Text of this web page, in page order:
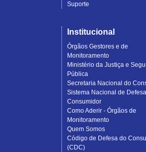
Suporte
Institucional
Órgãos Gestores e de
Monitoramento
Ministério da Justiça e
Pública
Secretaria Nacional do
Sistema Nacional de
Consumidor
Como Aderir - Órgãos de
Monitoramento
Quem Somos
Código de Defesa do
(CDC)